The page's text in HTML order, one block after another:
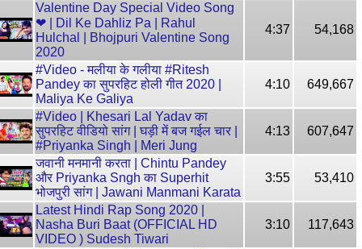
Valentine Day Special Video Song
❤ | Dil Ke Dahliz Pa | Rahul
Hulchal | Bhojpuri Valentine Song
2020
4:37 54,168
#Video - मलीया के गलीया #Ritesh
Pandey का सुपरहिट होली गीत 2020 |
Maliya Ke Galiya
4:10 649,667
#Video | Khesari Lal Yadav का
सुपरहिट वीडियो सांग | घड़ी में बज गईल चार |
#Priyanka Singh | Meri Jung
4:13 607,647
जवानी मनमानी करता | Chintu Pandey
और Priyanka Sngh का Superhit
भोजपुरी सांग | Jawani Manmani Karata
3:55 53,410
Latest Hindi Rap Song 2020 |
Nasha Buri Baat (OFFICIAL HD
VIDEO ) Sudesh Tiwari
3:10 117,643